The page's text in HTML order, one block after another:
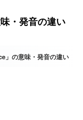
・発音の違い
」の意味・発音の違い